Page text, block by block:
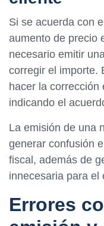
Si se acuerda con
aumento de precio
necesario emitir
corregir el importe.
hacer la corrección
indicando el
La emisión de una
generar confusión
fiscal, además de
innecesaria para el
Errores